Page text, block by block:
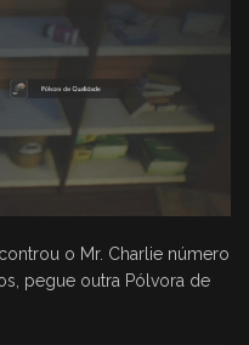
o Mr. Charlie número
pegue outra Pólvora de